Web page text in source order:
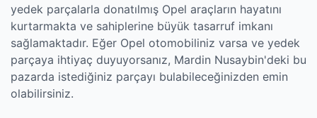
yedek parçalarla donatılmış Opel araçların hayatını
kurtarmakta ve sahiplerine büyük tasarruf imkanı
sağlamaktadır. Eğer Opel otomobiliniz varsa ve yedek
parçaya ihtiyaç duyuyorsanız, Mardin Nusaybin'deki bu
pazarda istediğiniz parçayı bulabileceğinizden emin
olabilirsiniz.